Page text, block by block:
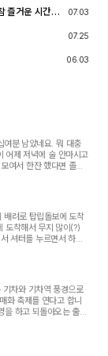
즐거운 시간이
07.03
07.25
06.03
분 남았네요. 뭐 대충
어제 저녁에 술 안마시고
여서 한잔 했다면 졸전
려로 탑립돌보에 도착
도착해서 무지 많이(?)
셔터를 누르면서 하나
차와 기차역 풍경으로
화 축제를 연다고 합니
하고 되돌아오는 출사